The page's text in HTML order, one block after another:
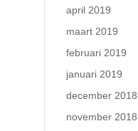
april 2019
maart 2019
februari 2019
januari 2019
december 2018
november 2018